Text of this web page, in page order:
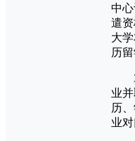
中
遣
大
历留
3.
业
历
业对